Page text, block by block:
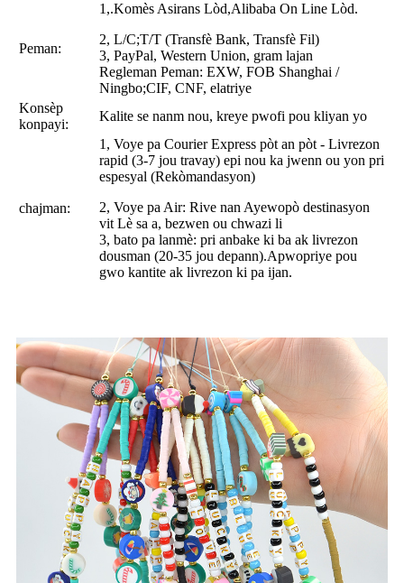
Peman:
1,.Komès Asirans Lòd,Alibaba On Line Lòd.
2, L/C;T/T (Transfè Bank, Transfè Fil)
3, PayPal, Western Union, gram lajan
Regleman Peman: EXW, FOB Shanghai /
Ningbo;CIF, CNF, elatriye
Konsèp
konpayi:
Kalite se nanm nou, kreye pwofi pou kliyan yo
chajman:
1, Voye pa Courier Express pòt an pòt - Livrezon
rapid (3-7 jou travay) epi nou ka jwenn ou yon pri
espesyal (Rekòmandasyon)
2, Voye pa Air: Rive nan Ayewopò destinasyon
vit Lè sa a, bezwen ou chwazi li
3, bato pa lanmè: pri anbake ki ba ak livrezon
dousman (20-35 jou depann).Apwopriye pou
gwo kantite ak livrezon ki pa ijan.